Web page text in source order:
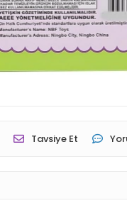
Tavsiye Et